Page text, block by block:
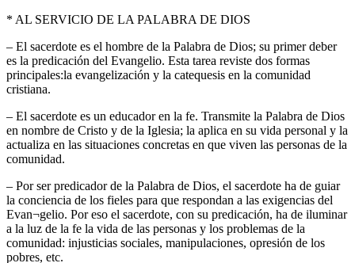
* AL SERVICIO DE LA PALABRA DE DIOS
– El sacerdote es el hombre de la Palabra de Dios; su primer deber
es la predicación del Evangelio. Esta tarea reviste dos formas
principales:la evangelización y la catequesis en la comunidad
cristiana.
– El sacerdote es un educador en la fe. Transmite la Palabra de Dios
en nombre de Cristo y de la Iglesia; la aplica en su vida personal y la
actualiza en las situaciones concretas en que viven las personas de la
comunidad.
– Por ser predicador de la Palabra de Dios, el sacerdote ha de guiar
la conciencia de los fieles para que respondan a las exigencias del
Evan¬gelio. Por eso el sacerdote, con su predicación, ha de iluminar
a la luz de la fe la vida de las personas y los problemas de la
comunidad: injusticias sociales, manipulaciones, opresión de los
pobres, etc.